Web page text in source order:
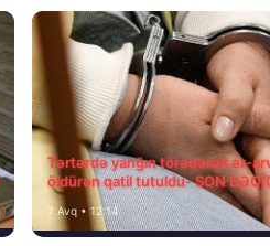
Tərtərdə yanğın törədərək ər-
öldürən qatil tutuldu- SON
7 Avq • 12:14